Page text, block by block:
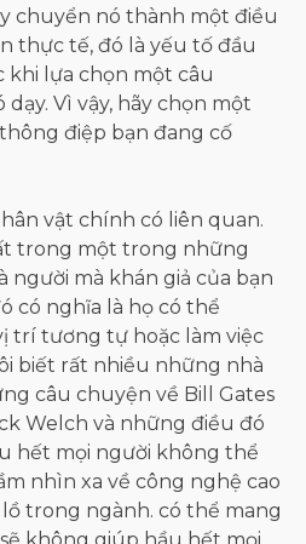
chuyển nó thành một điều
thực tế, đó là yếu tố đầu
khi lựa chọn một câu
Vì vậy, hãy chọn một
điệp bạn đang cố
vật chính có liên quan.
trong một trong những
người mà khán giả của bạn
có nghĩa là họ có thể
trí tương tự hoặc làm việc
biết rất nhiều những nhà
câu chuyện về Bill Gates
Welch và những điều đó
hết mọi người không thể
nhìn xa về công nghệ cao
trong ngành. có thể mang